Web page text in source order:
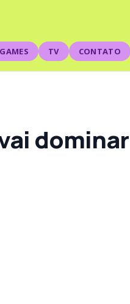
GAMES TV CONTATO
dominar